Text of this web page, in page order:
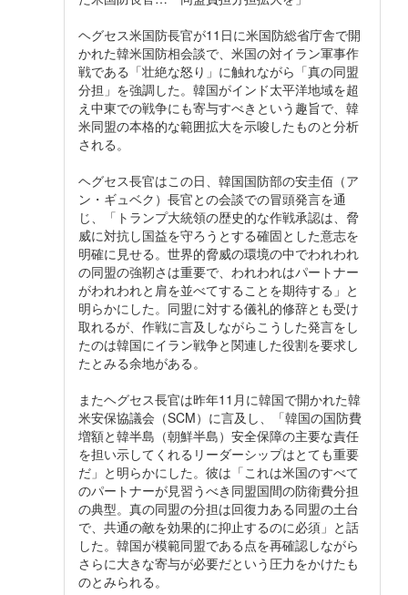
ヘグセス米国防長官が11日に米国防総省庁舎で開
かれた韓米国防相会談で、米国の対イラン軍事作
戦である「壮絶な怒り」に触れながら「真の同盟
分担」を強調した。韓国がインド太平洋地域を超
え中東での戦争にも寄与すべきという趣旨で、韓
米同盟の本格的な範囲拡大を示唆したものと分析
される。
ヘグセス長官はこの日、韓国国防部の安圭佰（ア
ン・ギュベク）長官との会談での冒頭発言を通
じ、「トランプ大統領の歴史的な作戦承認は、脅
威に対抗し国益を守ろうとする確固とした意志を
明確に見せる。世界的脅威の環境の中でわれわれ
の同盟の強靭さは重要で、われわれはパートナー
がわれわれと肩を並べてすることを期待する」と
明らかにした。同盟に対する儀礼的修辞とも受け
取れるが、作戦に言及しながらこうした発言をし
たのは韓国にイラン戦争と関連した役割を要求し
たとみる余地がある。
またヘグセス長官は昨年11月に韓国で開かれた韓
米安保協議会（SCM）に言及し、「韓国の国防費
増額と韓半島（朝鮮半島）安全保障の主要な責任
を担い示してくれるリーダーシップはとても重要
だ」と明らかにした。彼は「これは米国のすべて
のパートナーが見習うべき同盟国間の防衛費分担
の典型。真の同盟の分担は回復力ある同盟の土台
で、共通の敵を効果的に抑止するのに必須」と話
した。韓国が模範同盟である点を再確認しながら
さらに大きな寄与が必要だという圧力をかけたも
のとみられる。